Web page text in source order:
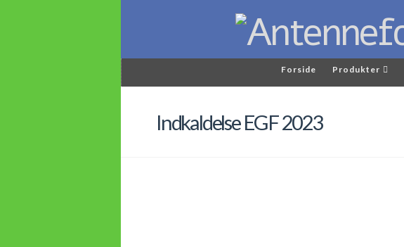
Forside Produkter
Indkaldelse EGF 2023